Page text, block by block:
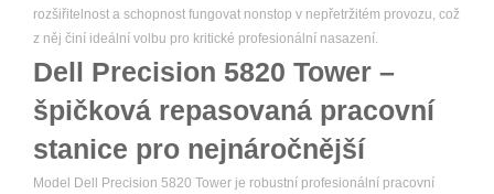
rozšiřitelnost a schopnost fungovat nonstop v nepřetržitém provozu, což
z něj činí ideální volbu pro kritické profesionální nasazení.
Dell Precision 5820 Tower –
špičková repasovaná pracovní
stanice pro nejnáročnější
Model Dell Precision 5820 Tower je robustní profesionální pracovní